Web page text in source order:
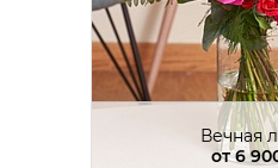
Вечная
от6